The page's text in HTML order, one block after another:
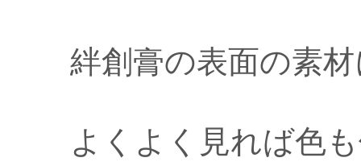
絆創膏の表面の素
よくよく見れば色